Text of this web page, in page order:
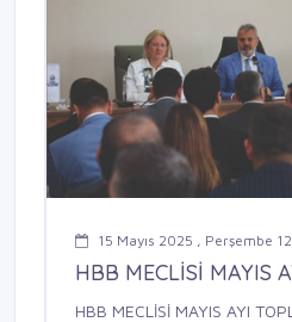
15 Mayıs 2025 , Perşembe
HBB MECLİSİ MAYIS
HBB MECLİSİ MAYIS AYI